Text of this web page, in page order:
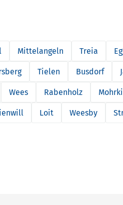
Mittelangeln Treia
Tielen Busdorf
Wees Rabenholz
Loit Weesby